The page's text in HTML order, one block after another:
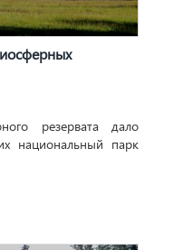
резервата дало
национальный парк